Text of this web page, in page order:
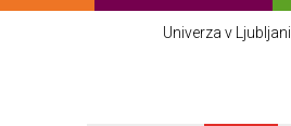
Univerza v Ljubljani